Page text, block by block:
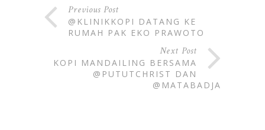
Previous Post
@KLINIKKOPI DATANG KE
RUMAH PAK EKO PRAWOTO
Next Post
KOPI MANDAILING BERSAMA
@PUTUTCHRIST DAN
@MATABADJA